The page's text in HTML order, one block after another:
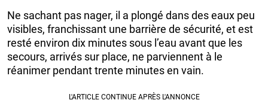
Ne sachant pas nager, il a plongé dans des eaux peu
visibles, franchissant une barrière de sécurité, et est
resté environ dix minutes sous l’eau avant que les
secours, arrivés sur place, ne parviennent à le
réanimer pendant trente minutes en vain.